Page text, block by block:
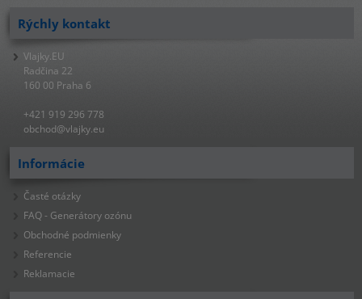
Rýchly kontakt
Vlajky.EU
Radčina 22
160 00 Praha 6
+421 919 296 778
obchod@vlajky.eu
Informácie
Časté otázky
FAQ - Generátory ozónu
Obchodné podmienky
Referencie
Reklamacie